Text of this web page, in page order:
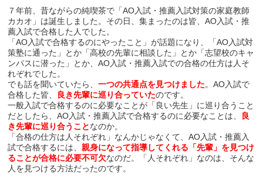
７年前、昔ながらの純喫茶で「AO入試・推薦入試対策の家庭教師
カカオ」は誕生しました。その日、集まったのは皆、AO入試・推
薦入試で合格した人でした。
「AO入試で合格するのにやったこと」が話題になり、「AO入試対
策塾に通った」とか「高校の先輩に相談した」とか「志望校のキャ
ンパスに潜った」とか、AO入試・推薦入試での合格の仕方は人そ
れぞれでした。
でも話を聞いていたら、一つの共通点を見つけました。AO入試で
合格した皆、 良き先輩に巡り合っていたのです。
一般入試で合格するのに必要なことが「良い先生」に巡り合うこと
だとしたら、AO入試・推薦入試で合格するのに必要なことは、 良
き先輩に巡り合うことなのか。
「合格の仕方は人それぞれ」なんかじゃなくて、AO入試・推薦入
試で合格するには、親身になって指導してくれる「先輩」を見つけ
ることが合格に必要不可欠なのだ。「人それぞれ」なのは、そんな
人を見つける方法だったのです。